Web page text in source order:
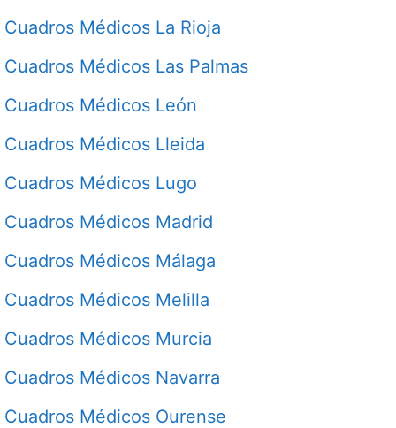
Cuadros Médicos La Rioja
Cuadros Médicos Las Palmas
Cuadros Médicos León
Cuadros Médicos Lleida
Cuadros Médicos Lugo
Cuadros Médicos Madrid
Cuadros Médicos Málaga
Cuadros Médicos Melilla
Cuadros Médicos Murcia
Cuadros Médicos Navarra
Cuadros Médicos Ourense